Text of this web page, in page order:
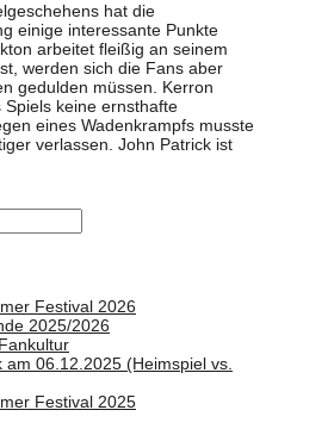
hat die
einige interessante Punkte
arbeitet fleißig an seinem
werden sich die Fans aber
gedulden müssen. Kerron
keine ernsthafte
eines Wadenkrampfs musste
verlassen. John Patrick ist
Festival 2026
2025/2026
am 06.12.2025 (Heimspiel vs.
Festival 2025